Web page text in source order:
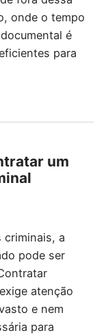
onde o tempo
é
para
um
criminais, a
pode ser
atenção
e nem
para